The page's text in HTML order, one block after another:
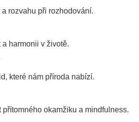
rozvahu při rozhodování.
harmonii v životě.
které nám příroda nabízí.
přítomného okamžiku a mindfulness.